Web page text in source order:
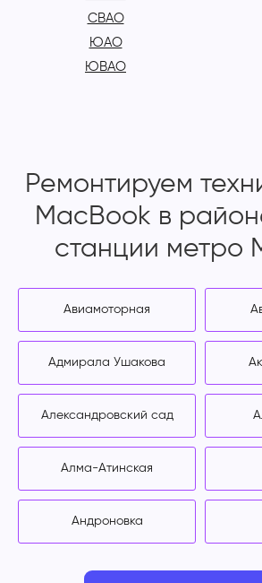
СВАО
ЮАО
ЮВАО
Ремонтируем
MacBook в
станции метро
Авиамоторная
Адмирала Ушакова
Александровский сад
Алма-Атинская
Андроновка